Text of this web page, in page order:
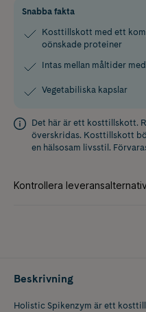
Snabba fakta
Kosttillskott med ett
oönskade proteiner
Intas mellan måltider
Vegetabiliska kapslar
Det här är ett kosttillskott.
överskridas. Kosttillskott
en hälsosam livsstil.
Beskrivning
Holistic Spikenzym är ett